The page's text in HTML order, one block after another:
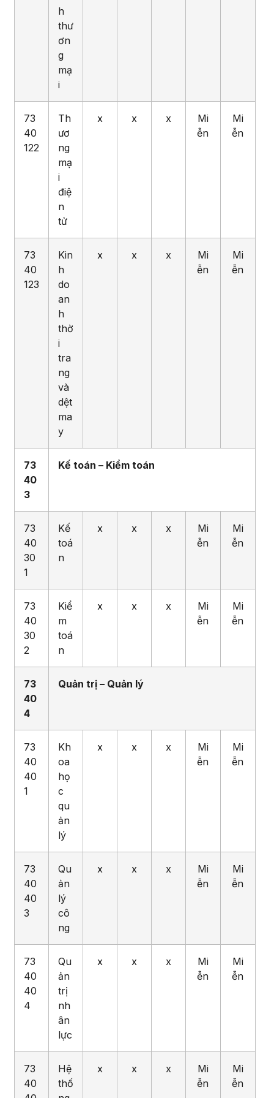
h
thư
ơn
g
mạ
i
73
40
122
Th
ươ
ng
mạ
i
điệ
n
tử
x x x
Mi
ễn
Mi
ễn
73
40
123
Kin
h
do
an
h
thờ
i
tra
ng
và
dệt
ma
y
x x x
Mi
ễn
Mi
ễn
73
40
3
Kế toán – Kiểm toán
73
40
30
1
Kế
toá
n
x x x
Mi
ễn
Mi
ễn
73
40
30
2
Kiể
m
toá
n
x x x
Mi
ễn
Mi
ễn
73
40
4
Quản trị – Quản lý
73
40
40
1
Kh
oa
họ
c
qu
ản
lý
x x x
Mi
ễn
Mi
ễn
73
40
40
3
Qu
ản
lý
cô
ng
x x x
Mi
ễn
Mi
ễn
73
40
40
4
Qu
ản
trị
nh
ân
lực
x x x
Mi
ễn
Mi
ễn
73
40
Hệ
thố
x x x
Mi
ễn
Mi
ễn